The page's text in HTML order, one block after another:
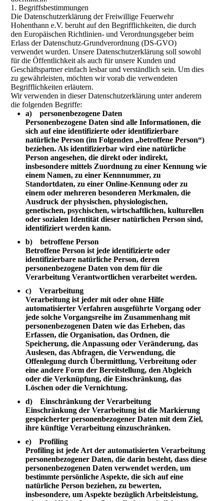
1. Begriffsbestimmungen
Die Datenschutzerklärung der Freiwillige Feuerwehr
Hohenthann e.V. beruht auf den Begrifflichkeiten, die durch
den Europäischen Richtlinien- und Verordnungsgeber beim
Erlass der Datenschutz-Grundverordnung (DS-GVO)
verwendet wurden. Unsere Datenschutzerklärung soll sowohl
für die Öffentlichkeit als auch für unsere Kunden und
Geschäftspartner einfach lesbar und verständlich sein. Um dies
zu gewährleisten, möchten wir vorab die verwendeten
Begrifflichkeiten erläutern.
Wir verwenden in dieser Datenschutzerklärung unter anderem
die folgenden Begriffe:
a) personenbezogene Daten
Personenbezogene Daten sind alle Informationen, die
sich auf eine identifizierte oder identifizierbare
natürliche Person (im Folgenden „betroffene Person“)
beziehen. Als identifizierbar wird eine natürliche
Person angesehen, die direkt oder indirekt,
insbesondere mittels Zuordnung zu einer Kennung wie
einem Namen, zu einer Kennnummer, zu
Standortdaten, zu einer Online-Kennung oder zu
einem oder mehreren besonderen Merkmalen, die
Ausdruck der physischen, physiologischen,
genetischen, psychischen, wirtschaftlichen, kulturellen
oder sozialen Identität dieser natürlichen Person sind,
identifiziert werden kann.
b) betroffene Person
Betroffene Person ist jede identifizierte oder
identifizierbare natürliche Person, deren
personenbezogene Daten von dem für die
Verarbeitung Verantwortlichen verarbeitet werden.
c) Verarbeitung
Verarbeitung ist jeder mit oder ohne Hilfe
automatisierter Verfahren ausgeführte Vorgang oder
jede solche Vorgangsreihe im Zusammenhang mit
personenbezogenen Daten wie das Erheben, das
Erfassen, die Organisation, das Ordnen, die
Speicherung, die Anpassung oder Veränderung, das
Auslesen, das Abfragen, die Verwendung, die
Offenlegung durch Übermittlung, Verbreitung oder
eine andere Form der Bereitstellung, den Abgleich
oder die Verknüpfung, die Einschränkung, das
Löschen oder die Vernichtung.
d) Einschränkung der Verarbeitung
Einschränkung der Verarbeitung ist die Markierung
gespeicherter personenbezogener Daten mit dem Ziel,
ihre künftige Verarbeitung einzuschränken.
e) Profiling
Profiling ist jede Art der automatisierten Verarbeitung
personenbezogener Daten, die darin besteht, dass diese
personenbezogenen Daten verwendet werden, um
bestimmte persönliche Aspekte, die sich auf eine
natürliche Person beziehen, zu bewerten,
insbesondere, um Aspekte bezüglich Arbeitsleistung,